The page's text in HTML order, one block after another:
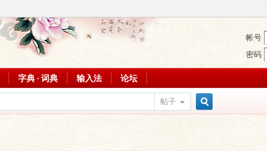
帐号
密码
字典 · 词典 输入法 论坛
帖子